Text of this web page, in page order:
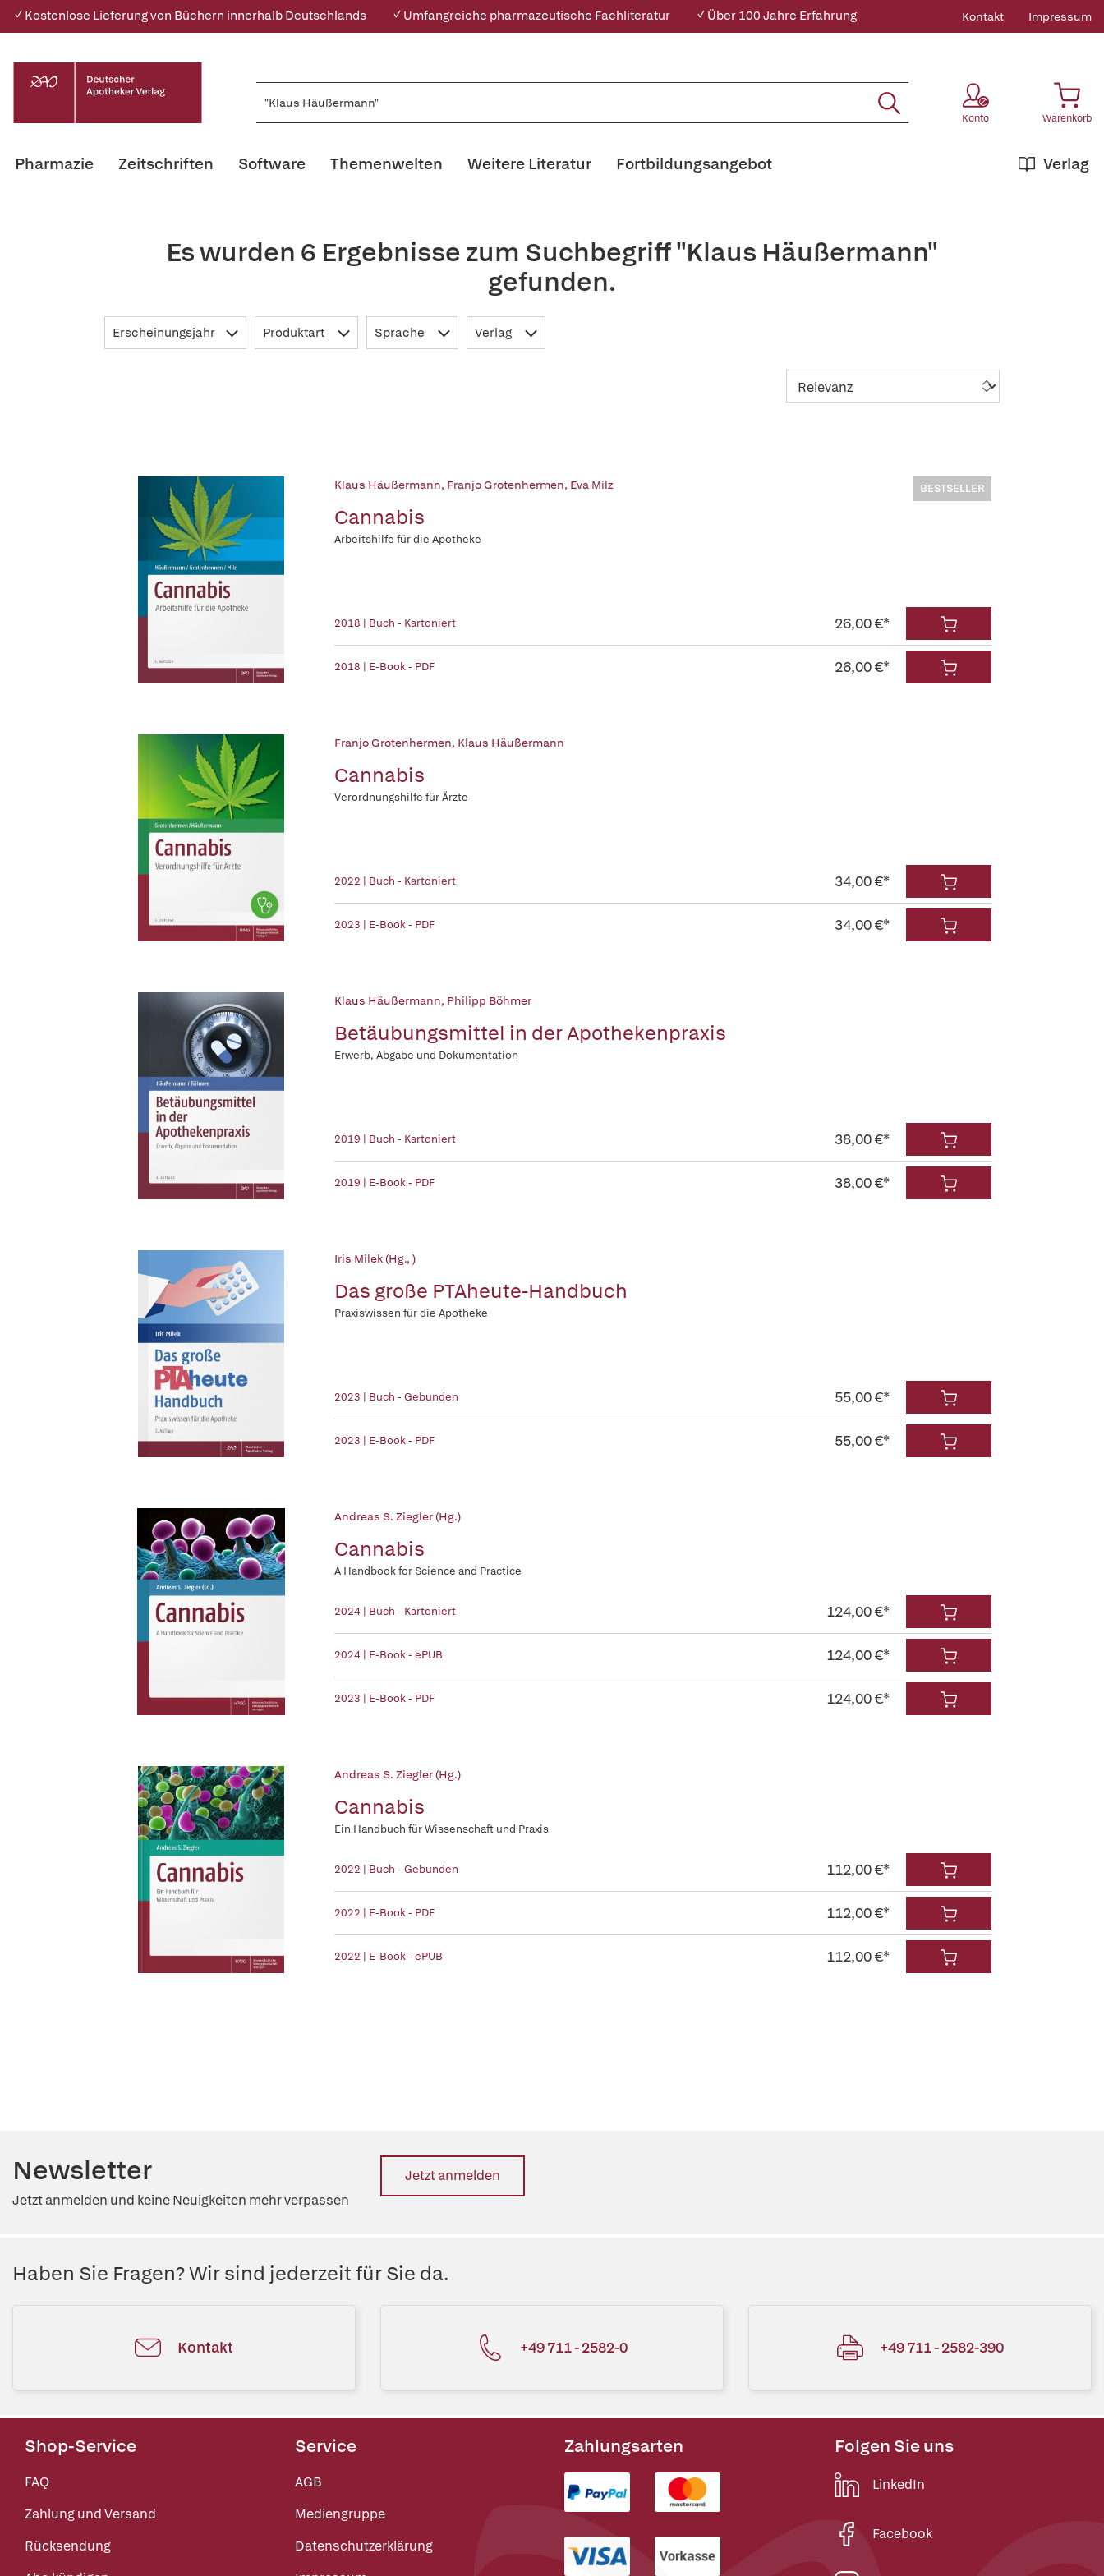
✓ Kostenlose Lieferung von Büchern innerhalb Deutschlands ✓ Umfangreiche pharmazeutische Fachliteratur ✓ Über 100 Jahre Erfahrung Kontakt Impressum
Konto Warenkorb
Pharmazie Zeitschriften Software Themenwelten Weitere Literatur Verlag
Fortbildungsangebot
Es wurden 6 Ergebnisse zum Suchbegriff "Klaus Häußermann"
gefunden.
Erscheinungsjahr Produktart Sprache Verlag
Klaus Häußermann, Franjo Grotenhermen, Eva Milz
Cannabis
BESTSELLER
Arbeitshilfe für die Apotheke
2018 | Buch - Kartoniert 26,00 €*
2018 | E-Book - PDF 26,00 €*
Franjo Grotenhermen, Klaus Häußermann
Cannabis
Verordnungshilfe für Ärzte
2022 | Buch - Kartoniert 34,00 €*
2023 | E-Book - PDF 34,00 €*
Klaus Häußermann, Philipp Böhmer
Betäubungsmittel in der Apothekenpraxis
Erwerb, Abgabe und Dokumentation
2019 | Buch - Kartoniert 38,00 €*
2019 | E-Book - PDF 38,00 €*
Iris Milek (Hg., )
Das große PTAheute-Handbuch
Praxiswissen für die Apotheke
2023 | Buch - Gebunden 55,00 €*
2023 | E-Book - PDF 55,00 €*
Andreas S. Ziegler (Hg.)
Cannabis
A Handbook for Science and Practice
2024 | Buch - Kartoniert 124,00 €*
2024 | E-Book - ePUB 124,00 €*
2023 | E-Book - PDF 124,00 €*
Andreas S. Ziegler (Hg.)
Cannabis
Ein Handbuch für Wissenschaft und Praxis
2022 | Buch - Gebunden 112,00 €*
2022 | E-Book - PDF 112,00 €*
2022 | E-Book - ePUB 112,00 €*
Newsletter
Jetzt anmelden und keine Neuigkeiten mehr verpassen
Jetzt anmelden
Haben Sie Fragen? Wir sind jederzeit für Sie da.
Kontakt +49 711 - 2582-0 +49 711 - 2582-390
Shop-Service
FAQ
Zahlung und Versand
Rücksendung
Service
AGB
Mediengruppe
Datenschutzerklärung
Zahlungsarten Folgen Sie uns
LinkedIn
Facebook